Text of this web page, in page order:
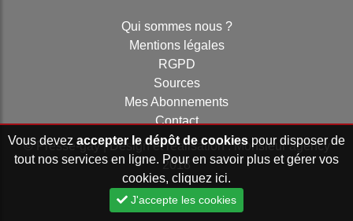
Qui sommes nous ?
Mentions légales
RGPD
Sources
Mes Abonnements
Contact
© Presse-gay | Design et réalisation :Monsieur agency
2018
Vous devez accepter le dépôt de cookies pour disposer de
tout nos services en ligne. Pour en savoir plus et gérer vos
cookies, cliquez ici.
J'accepte les cookies